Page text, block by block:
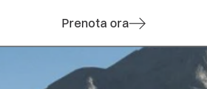
Prenota ora